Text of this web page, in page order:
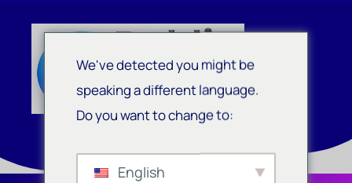
We've detected you might be
speaking a different language.
Do you want to change to:
English